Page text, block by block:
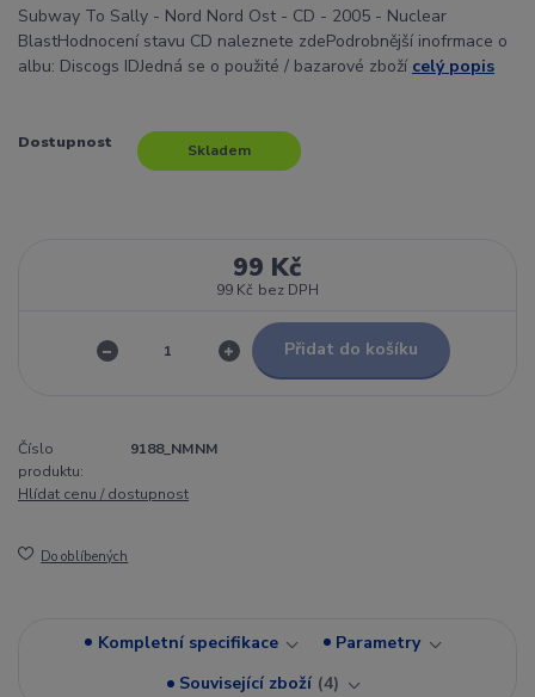
Subway To Sally - Nord Nord Ost - CD - 2005 - Nuclear
BlastHodnocení stavu CD naleznete zdePodrobnější inofrmace o
albu: Discogs IDJedná se o použité / bazarové zboží celý popis
Dostupnost Skladem
99 Kč
99 Kč bez DPH
Přidat do košíku
Číslo
produktu:
9188_NMNM
Hlídat cenu / dostupnost
Do oblíbených
Kompletní specifikace
Parametry
Související zboží 4